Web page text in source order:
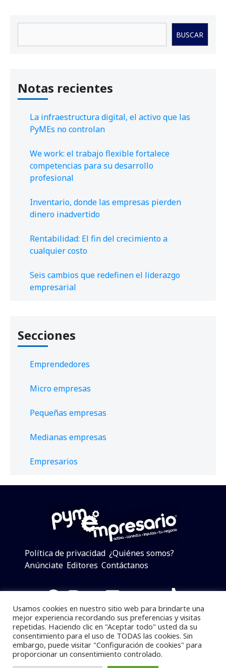
BUSCAR
Notas recientes
La infraestructura digital, el activo que las
PyMEs no controlan
We work: el trabajo flexible fortalece
competencias para su desarrollo
profesional
Inventario, donde las empresas pierden
dinero inadvertido
Rentabilidad: El fin del crecimiento a
cualquier costo
Seis cambios que redefinen el liderazgo
empresarial
Secciones
Emprendedores
Micro empresas
Pequeñas empresas
Medianas empresas
Empresarios
Política de privacidad ¿Quiénes somos?
Anúnciate Editores Contáctanos
Facebook
Instagram
Twitter
LinkedIn
Telegram
YouTube
TikTok
Pymempresario © 2025 Todos los derechos reservados.
Se prohibe el uso de la información total o parcial sin
Usamos cookies en nuestro sitio web para brindarte una
mejor experiencia recordando sus preferencias y visitas
repetidas. Haciendo clic en "Aceptar todo" usted da su
consentimiento para el uso de TODAS las cookies. Sin
embargo, puede visitar "Configuración de cookies" para
proporcionar un consentimiento controlado.